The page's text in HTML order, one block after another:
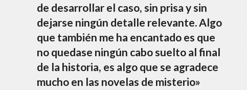
de desarrollar el caso, sin prisa y sin
dejarse ningún detalle relevante. Algo
que también me ha encantado es que
no quedase ningún cabo suelto al final
de la historia, es algo que se agradece
mucho en las novelas de misterio»